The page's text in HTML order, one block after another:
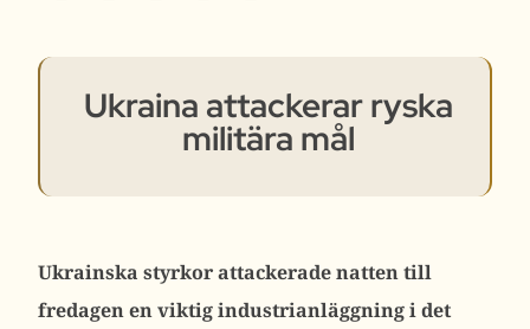
Ukraina attackerar ryska
militära mål
Ukrainska styrkor attackerade natten till
fredagen en viktig industrianläggning i det